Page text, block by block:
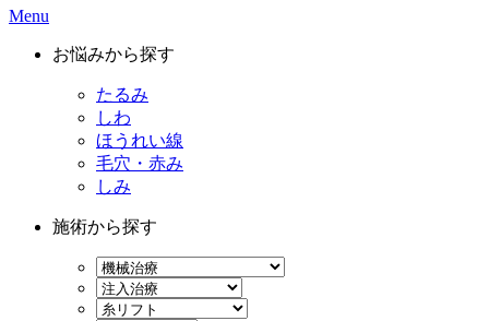
Menu
お悩みから探す
たるみ
しわ
ほうれい線
毛穴・赤み
しみ
施術から探す